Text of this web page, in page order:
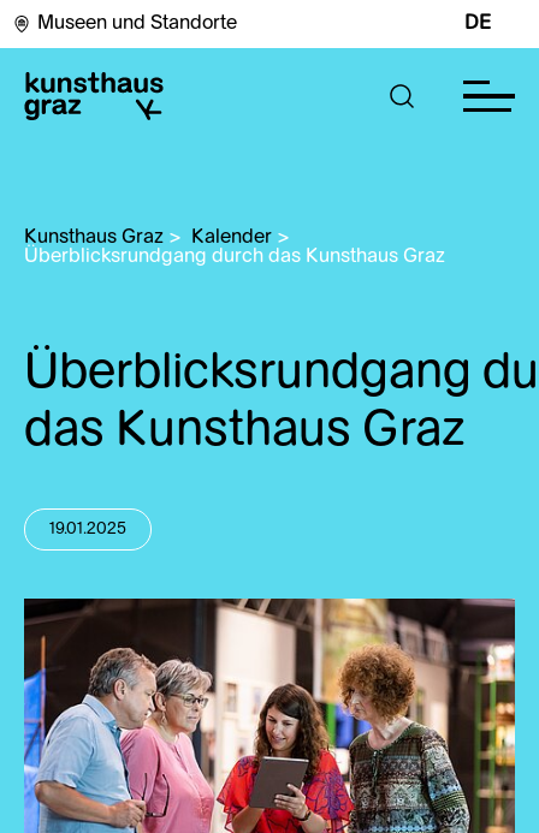
Museen und Standorte DE
Kunsthaus Graz > Kalender >
Überblicksrundgang durch das Kunsthaus Graz
Überblicksrundgang
das Kunsthaus Graz
19.01.2025